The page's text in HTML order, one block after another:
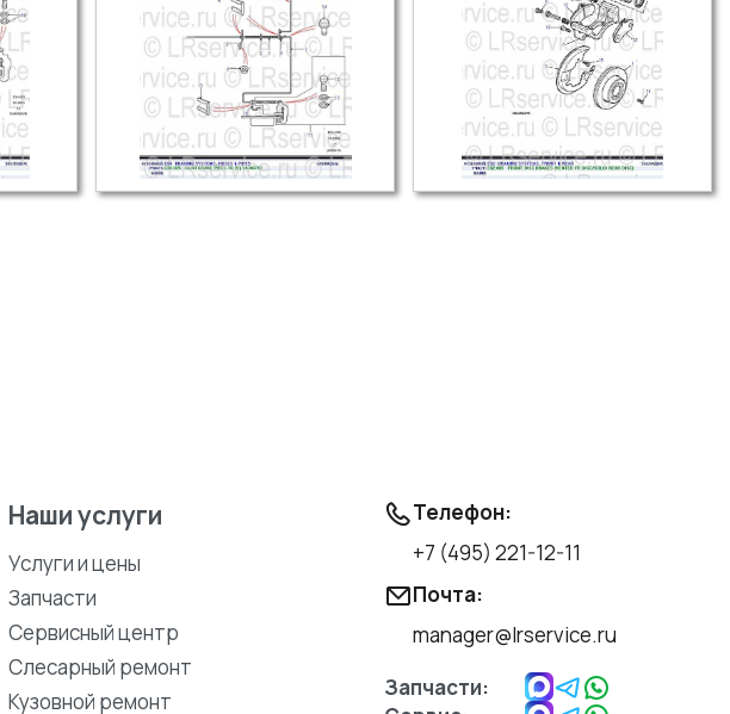
Наши услуги
Услуги и цены
Запчасти
Сервисный центр
Слесарный ремонт
Кузовной ремонт
Телефон:
+7 (495) 221-12-11
Почта:
manager@lrservice.ru
Запчасти: